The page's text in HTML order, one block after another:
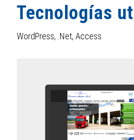
Tecnologías
WordPress, .Net, Access